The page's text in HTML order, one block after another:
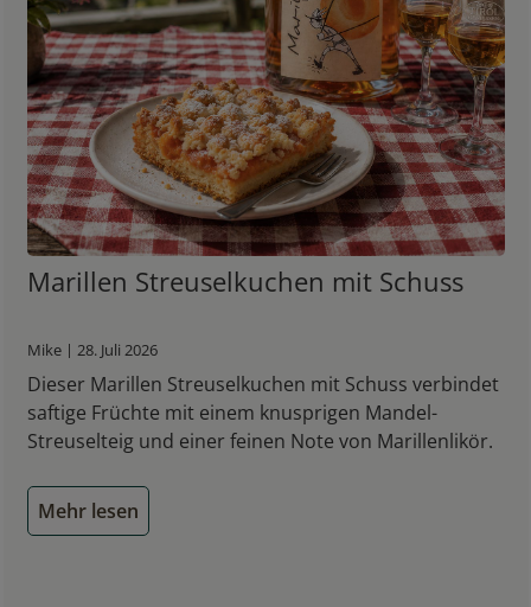
Marillen Streuselkuchen mit Schuss
Mike | 28. Juli 2026
Dieser Marillen Streuselkuchen mit Schuss verbindet
saftige Früchte mit einem knusprigen Mandel-
Streuselteig und einer feinen Note von Marillenlikör.
Mehr lesen